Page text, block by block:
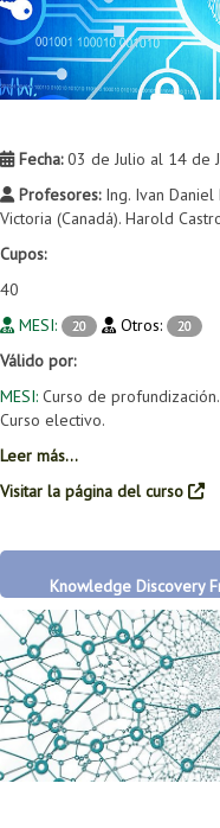
Fecha:03 de Julio al 14 de
Profesores:Ing. Ivan Daniel
Victoria (Canadá). Harold
Cupos:
40
MESI:
20 Otros: 20
Válido por:
MESI: Curso de profundización.
Curso electivo.
Leer más...
Visitar la página del curso
Knowledge Discovery